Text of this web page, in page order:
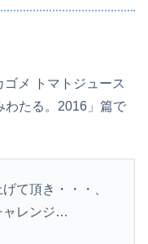
メ トマトジュース
わたる。2016」篇で
て頂き・・・、
ャレンジ…